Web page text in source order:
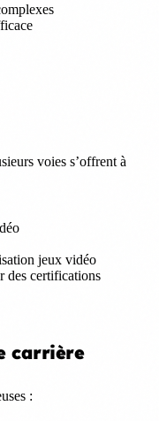
voies s’offrent à
jeux vidéo
des certifications
carrière
: